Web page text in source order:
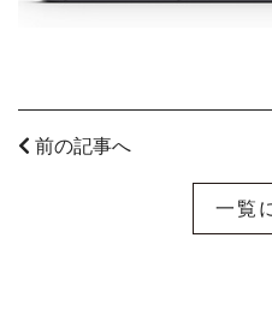
前の記事へ
一覧